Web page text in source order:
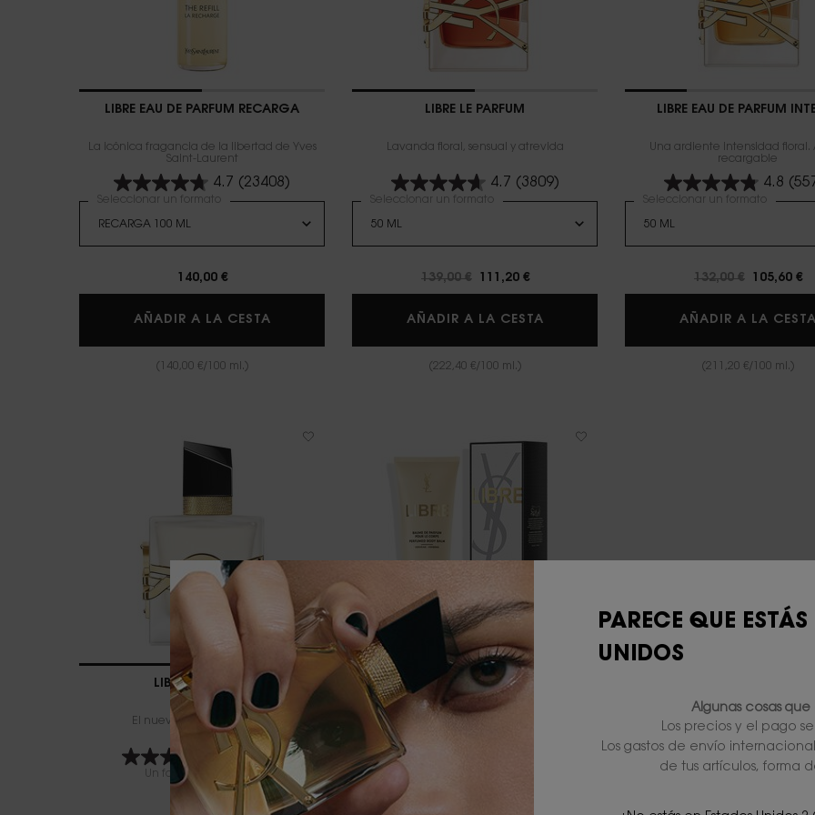
LIBRE EAU DE PARFUM RECARGA
La icónica fragancia de la libertad de Yves
Saint-Laurent
4.7 (23408)
Seleccionar un formato
140,00 €
AÑADIR A LA CESTA LIBRE EAU DE PARFUM RECARGA
(140,00 €/100 ml.)
LIBRE LE PARFUM
Lavanda floral, sensual y atrevida
4.7 (3809)
Seleccionar un formato
Precio antiguo
139,00 € Precio nuevo
111,20 €
AÑADIR A LA CESTA
(222,40 €/100 ml.)
LIBRE EAU DE PARFUM
Una ardiente intensidad floral.
recargable
4.8
Seleccionar un formato
Precio antiguo
132,00 € Precio
105,60 €
AÑADIR A LA CESTA
(211,20 €/100 ml.)
LIBRE HAIR MIST
El nuevo gesto perfumado
4.6 (234)
Un formato disponible
LIBRE BODY BALM
PARECE QUE
UNIDOS
Algunas cosas que
Los precios y el pago se
Los gastos de envío
de tus artículos, forma